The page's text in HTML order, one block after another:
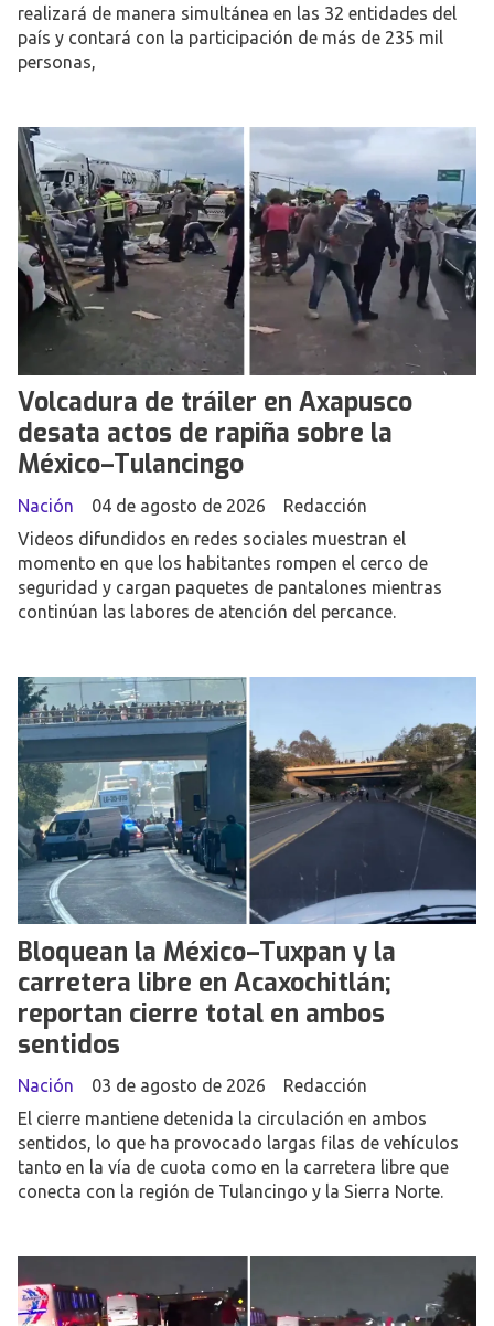
realizará de manera simultánea en las 32 entidades del
país y contará con la participación de más de 235 mil
personas,
Volcadura de tráiler en Axapusco
desata actos de rapiña sobre la
México–Tulancingo
Redacción
Nación
04 de agosto de 2026
Videos difundidos en redes sociales muestran el
momento en que los habitantes rompen el cerco de
seguridad y cargan paquetes de pantalones mientras
continúan las labores de atención del percance.
Bloquean la México–Tuxpan y la
carretera libre en Acaxochitlán;
reportan cierre total en ambos
sentidos
Redacción
Nación
03 de agosto de 2026
El cierre mantiene detenida la circulación en ambos
sentidos, lo que ha provocado largas filas de vehículos
tanto en la vía de cuota como en la carretera libre que
conecta con la región de Tulancingo y la Sierra Norte.